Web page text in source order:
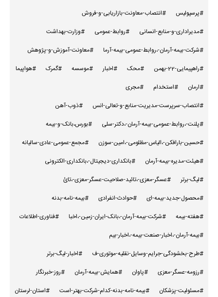
#پرسپولیس
#انتصاب-معاونت-بازاریابی-و-فروش
#مدیراداری-و-منابع-انسانی
#روابط-عمومی
#وزارت-بهداشت
#شرکت-بیمه-آرمان-،روابط-عمومی-بیمه-آرما
#معاونت-آموزش-و-پژوهش
#راهپیمایی-22-بهمن
#محک #اخبار #موسسه #گمرک
#هواپیما
#ارمان
#استخدام
#مجری
#انتصاب-سرپرست-مدیریت-منابع-و-تعالی-انس
#ذوب-آهن
#پلنت-،روابط-عمومی-بیمه-آرمان-،دکتر-سلی
#بورس،بانک-و-بیمه
#حسین-بارافکن-،الیاس-مظلومی-،امین-سوزن
#مجمع-عمومی-عادی-سالیانه
#هیئت-مدیره-بیمه-آرمان
#بانکداری-دیجیتال-،بانکداری-الکترونی
#لیگ-برتر
#عسگر-معزی-،تائید-صلاحیت-عسگر-معزی-،تائ
#محصول-جدید-بیمه-ای
#حوادث-انفرادی
#بیمه-نامه-بدنه
#هفته-بیمه
#شرکت-بیمه-آرمان-،بانک-ایران-زمین-،اخبا
#فناوری-اطلاعات
#بیمه-آرمان-،اخبار-صنعت-بیمه-،اخبار-بیم
#طرح-بخشودگی-جرایم-وسایل-نقلیه-موتوری-ف
#اخبار-لیگ-برتر
#رزومه-عسگر-معزی
#پاوان #همایش-بیمه-آرمان
#روز-خبرنگار
#مسئولیت-پزشکان
#بیمه-نامه-بدنه-کدام-شرکت-بهتر-است
#استان-لرستان